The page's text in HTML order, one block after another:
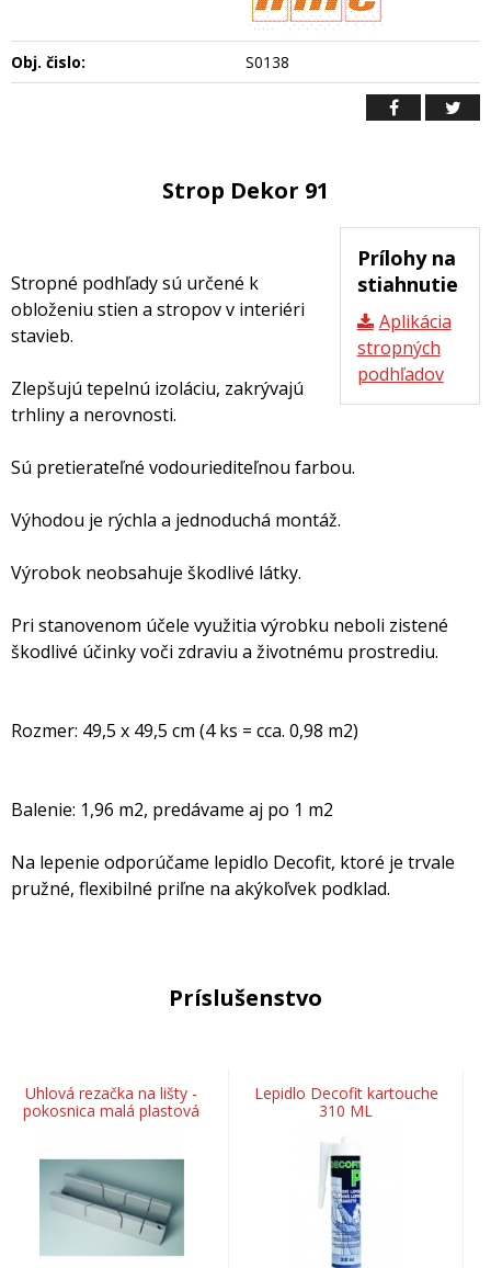
Obj. čislo: S0138
Strop Dekor 91
Prílohy na
stiahnutie
Aplikácia
stropných
podhľadov
Stropné podhľady sú určené k
obloženiu stien a stropov v interiéri
stavieb.
Zlepšujú tepelnú izoláciu, zakrývajú
trhliny a nerovnosti.
Sú pretierateľné vodouriediteľnou farbou.
Výhodou je rýchla a jednoduchá montáž.
Výrobok neobsahuje škodlivé látky.
Pri stanovenom účele využitia výrobku neboli zistené
škodlivé účinky voči zdraviu a životnému prostrediu.
Rozmer: 49,5 x 49,5 cm (4 ks = cca. 0,98 m2)
Balenie: 1,96 m2, predávame aj po 1 m2
Na lepenie odporúčame lepidlo Decofit, ktoré je trvale
pružné, flexibilné priľne na akýkoľvek podklad.
Príslušenstvo
Uhlová rezačka na lišty -
pokosnica malá plastová
Lepidlo Decofit kartouche
310 ML